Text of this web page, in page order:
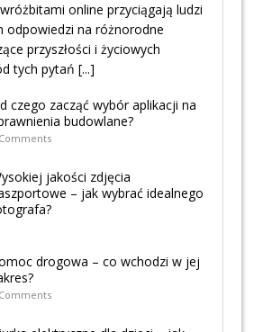
online przyciągają ludzi
odpowiedzi na różnorodne
przyszłości i życiowych
tych pytań [...]
czego zacząć wybór aplikacji na
budowlane?
jakości zdjęcia
– jak wybrać idealnego
drogowa – co wchodzi w jej